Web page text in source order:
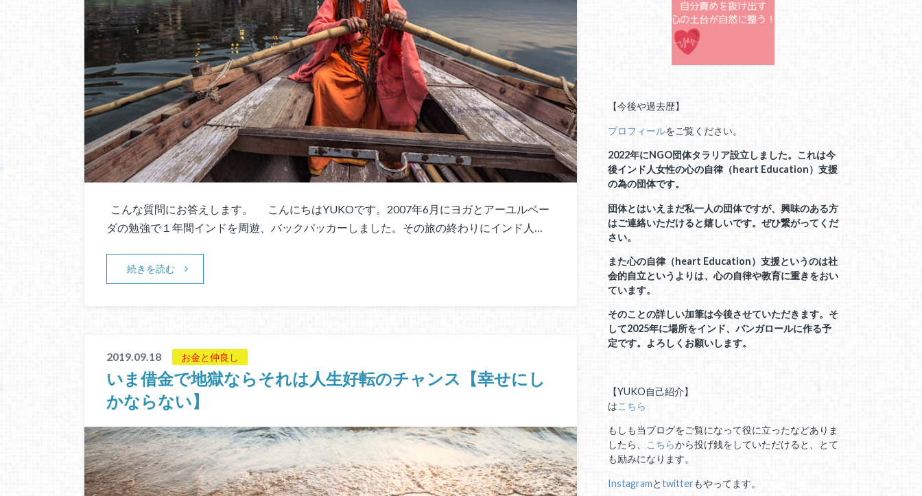
こんな質問にお答えします。 こんにちはYUKOです。2007年6月にヨガとアーユルベー
ダの勉強で１年間インドを周遊、バックパッカーしました。その旅の終わりにインド人…
続きを読む
2019.09.18 お金と仲良し
いま借金で地獄ならそれは人生好転のチャンス【幸せにし
かならない】
【今後や過去歴】
プロフィールをご覧ください。
2022年にNGO団体タラリア設立しました。これは今
後インド人女性の心の自律（heart Education）支援
の為の団体です。
団体とはいえまだ私一人の団体ですが、興味のある方
はご連絡いただけると嬉しいです。ぜひ繋がってくだ
さい。
また心の自律（heart Education）支援というのは社
会的自立というよりは、心の自律や教育に重きをおい
ています。
そのことの詳しい加筆は今後させていただきます。そ
して2025年に場所をインド、バンガロールに作る予
定です。よろしくお願いします。
【YUKO自己紹介】
はこちら
もしも当ブログをご覧になって役に立ったなどありま
したら、 こちらから投げ銭をしていただけると、とて
も励みになります。
Instagramとtwitterもやってます。